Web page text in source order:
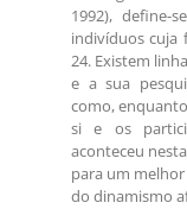
1992), define-
indivíduos cuja
24. Existem
e a sua
como,
si e os
aconteceu
para um
do dinamismo